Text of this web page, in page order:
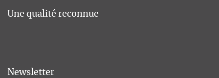
Une qualité reconnue
Newsletter